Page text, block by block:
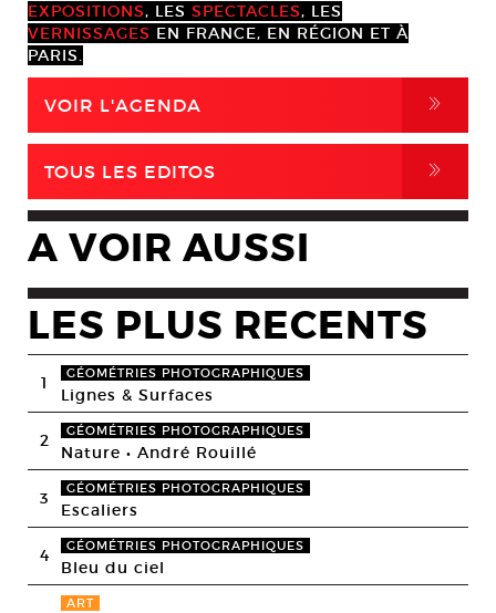
EXPOSITIONS, LES SPECTACLES, LES
VERNISSAGES EN FRANCE, EN RÉGION ET À
PARIS.
VOIR L'AGENDA ,
TOUS LES EDITOS ,
A VOIR AUSSI
LES PLUS RECENTS
1 GÉOMÉTRIES PHOTOGRAPHIQUES
Lignes & Surfaces
2 GÉOMÉTRIES PHOTOGRAPHIQUES
Nature • André Rouillé
3 GÉOMÉTRIES PHOTOGRAPHIQUES
Escaliers
4 GÉOMÉTRIES PHOTOGRAPHIQUES
Bleu du ciel
ART